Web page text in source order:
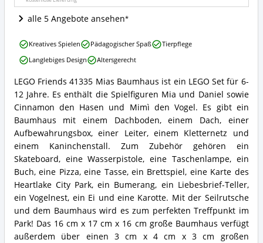
LEGO®
Friends
alle 5 Angebote ansehen
LEGO
Friends
41335
Mias
Baumhaus
Zusammenfassung:
Was
bietet
LEGO®
Friends?
LEGO Friends 41335 Mias Baumhaus ist ein LEGO Set für 6-
12 Jahre. Es enthält die Spielfiguren Mia und Daniel sowie
Cinnamon den Hasen und Mimì den Vogel. Es gibt ein
Baumhaus mit einem Dachboden, einem Dach, einer
Aufbewahrungsbox, einer Leiter, einem Kletternetz und
einem Kaninchenstall. Zum Zubehör gehören ein
Skateboard, eine Wasserpistole, eine Taschenlampe, ein
Buch, eine Pizza, eine Tasse, ein Brettspiel, eine Karte des
Heartlake City Park, ein Bumerang, ein Liebesbrief-Teller,
ein Vogelnest, ein Ei und eine Karotte. Mit der Seilrutsche
und dem Baumhaus wird es zum perfekten Treffpunkt im
Park! Das 16 cm x 17 cm x 16 cm große Baumhaus verfügt
außerdem über einen 3 cm x 4 cm x 3 cm großen
LEGO
Friends
41335
Baumhaus
Vorteile:
Was
spricht
für
LEGO®
Friends?
Kreatives Spielen Pädagogischer Spaß
Tierpflege
Langlebiges Design
Altersgerecht